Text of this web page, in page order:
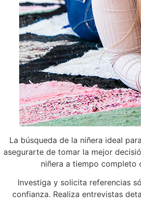
La búsqueda de la niñera ideal
asegurarte de tomar la mejor
niñera a tiempo completo
Investiga y solicita referencias
confianza. Realiza entrevistas